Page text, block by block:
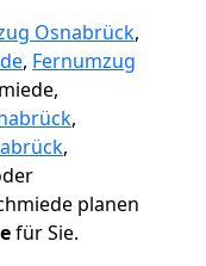
Osnabrück,
, Fernumzug
,
,
planen
für Sie.